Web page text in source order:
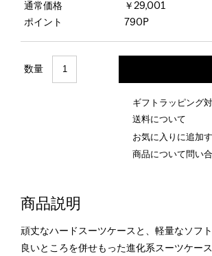
通常価格
￥29,001
ポイント
790P
数量
ギフトラッピング対
送料について
お気に入りに追加
商品について問い
商品説明
頑丈なハードスーツケースと、軽量なソフ
良いところを併せもった進化系スーツケース